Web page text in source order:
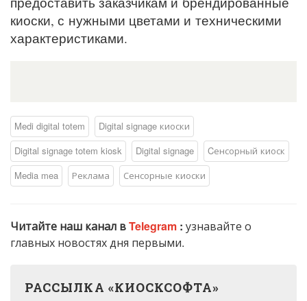
киоски, с нужными цветами и техническими
характеристиками.
Medi digital totem
Digital signage киоски
Digital signage totem kiosk
Digital signage
Cенсорный киоск
Media mea
Реклама Сенсорные киоски
Читайте наш канал вTelegram : узнавайте о
главных новостях дня первыми.
РАССЫЛКА «КИОСКСОФТА»